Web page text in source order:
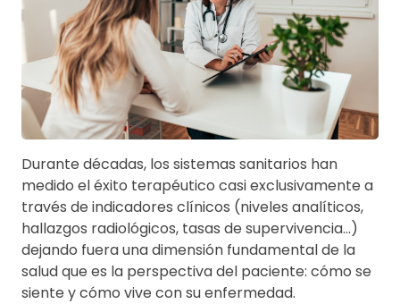
Durante décadas, los sistemas sanitarios han
medido el éxito terapéutico casi exclusivamente a
través de indicadores clínicos (niveles analíticos,
hallazgos radiológicos, tasas de supervivencia…)
dejando fuera una dimensión fundamental de la
salud que es la perspectiva del paciente: cómo se
siente y cómo vive con su enfermedad.